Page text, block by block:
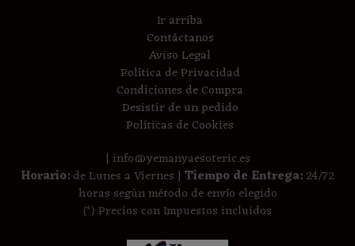
Ir arriba
Contáctanos
Aviso Legal
Política de Privacidad
Condiciones de Compra
Desistir de un pedido
Políticas de Cookies
| info@yemanyaesoteric.es
Horario:de Lunes a Viernes | Tiempo de Entrega:24/72
horas según método de envío elegido
(*) Precios con Impuestos incluidos